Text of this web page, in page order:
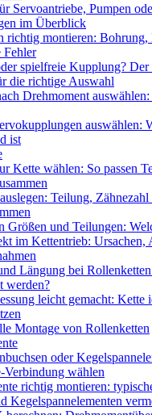
Servoantriebe, Pumpen
im Überblick
richtig montieren:
Fehler
spielfreie Kupplung? Der
die richtige Auswahl
Drehmoment
auswählen:
ist
Kette wählen: So passen
Teilung,
Größen und Teilungen:
im Kettentrieb: Ursachen,
Längung bei
werden?
leicht gemacht: Kette
Montage von Rollenketten
oder
Verbindung wählen
richtig montieren:
Kegelspannelementen